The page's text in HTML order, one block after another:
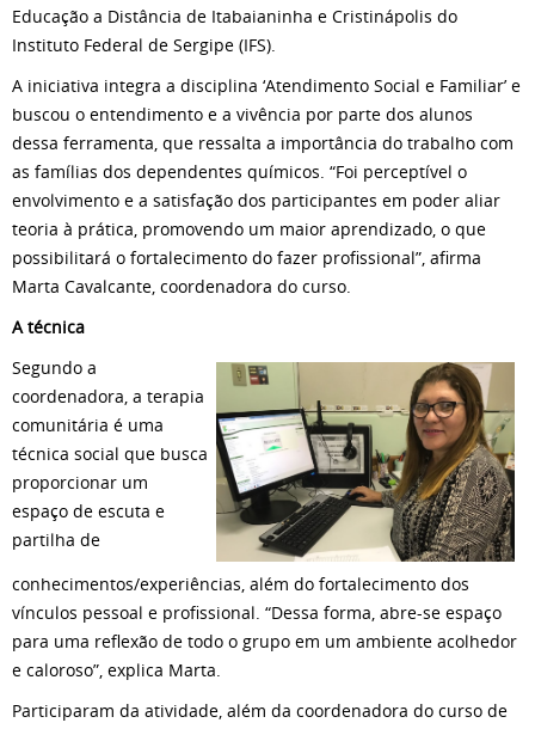
Educação a Distância de Itabaianinha e Cristinápolis do
Instituto Federal de Sergipe (IFS).
A iniciativa integra a disciplina ‘Atendimento Social e Familiar’ e
buscou o entendimento e a vivência por parte dos alunos
dessa ferramenta, que ressalta a importância do trabalho com
as famílias dos dependentes químicos. “Foi perceptível o
envolvimento e a satisfação dos participantes em poder aliar
teoria à prática, promovendo um maior aprendizado, o que
possibilitará o fortalecimento do fazer profissional”, afirma
Marta Cavalcante, coordenadora do curso.
A técnica
Segundo a
coordenadora, a terapia
comunitária é uma
técnica social que busca
proporcionar um
espaço de escuta e
partilha de
conhecimentos/experiências, além do fortalecimento dos
vínculos pessoal e profissional. “Dessa forma, abre-se espaço
para uma reflexão de todo o grupo em um ambiente acolhedor
e caloroso”, explica Marta.
Participaram da atividade, além da coordenadora do curso de